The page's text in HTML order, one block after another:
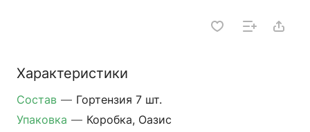
Характеристики
Состав — Гортензия 7 шт.
Упаковка — Коробка, Оазис